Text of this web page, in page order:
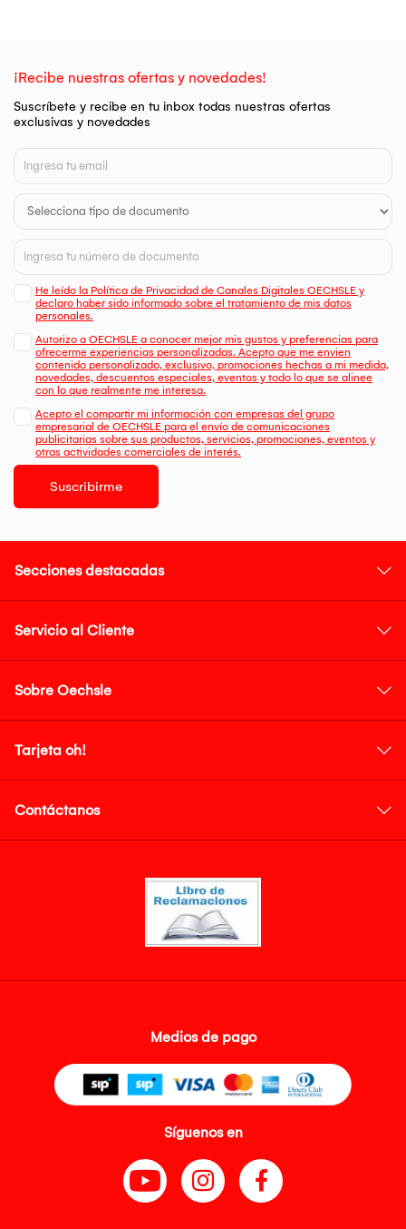
¡Recibe nuestras ofertas y novedades!
Suscríbete y recibe en tu inbox todas nuestras ofertas
exclusivas y novedades
He leído la Política de Privacidad de Canales Digitales OECHSLE y
declaro haber sido informado sobre el tratamiento de mis datos
personales.
Autorizo a OECHSLE a conocer mejor mis gustos y preferencias para
ofrecerme experiencias personalizadas. Acepto que me envien
contenido personalizado, exclusivo, promociones hechas a mi medida,
novedades, descuentos especiales, eventos y todo lo que se alinee
con lo que realmente me interesa.
Acepto el compartir mi información con empresas del grupo
empresarial de OECHSLE para el envío de comunicaciones
publicitarias sobre sus productos, servicios, promociones, eventos y
otras actividades comerciales de interés.
Suscribirme
Secciones destacadas
Servicio al Cliente
Sobre Oechsle
Tarjeta oh!
Contáctanos
Medios de pago
Síguenos en